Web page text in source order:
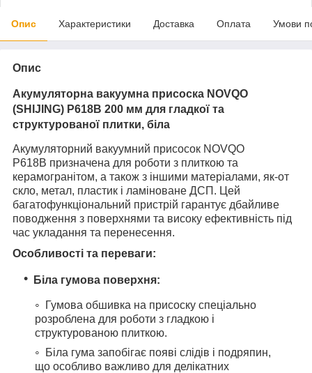
Опис Характеристики Доставка Оплата Умови
Опис
Акумуляторна вакуумна присоска NOVQO
(SHIJING) P618B 200 мм для гладкої та
структурованої плитки, біла
Акумуляторний вакуумний присосок NOVQO
P618B призначена для роботи з плиткою та
керамогранітом, а також з іншими матеріалами, як-от
скло, метал, пластик і ламіноване ДСП. Цей
багатофункціональний пристрій гарантує дбайливе
поводження з поверхнями та високу ефективність під
час укладання та перенесення.
Особливості та переваги:
Біла гумова поверхня:
Гумова обшивка на присоску спеціально
розроблена для роботи з гладкою і
структурованою плиткою.
Біла гума запобігає появі слідів і подряпин,
що особливо важливо для делікатних